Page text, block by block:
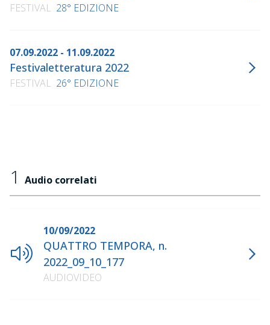
FESTIVAL 28° EDIZIONE
07.09.2022 - 11.09.2022
Festivaletteratura 2022
FESTIVAL 26° EDIZIONE
1 Audio correlati
10/09/2022
QUATTRO TEMPORA, n.
2022_09_10_177
AUDIOVIDEO